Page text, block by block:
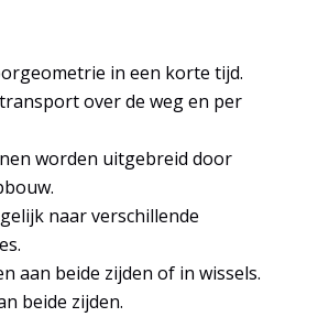
in een korte tijd.
over de weg en per
worden uitgebreid door
naar verschillende
aan beide zijden of in wissels.
beide zijden.